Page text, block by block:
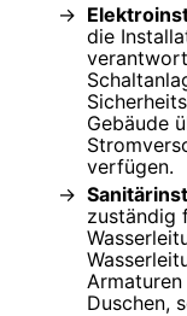
die
Gebäude
verfügen.
zuständig
Duschen,